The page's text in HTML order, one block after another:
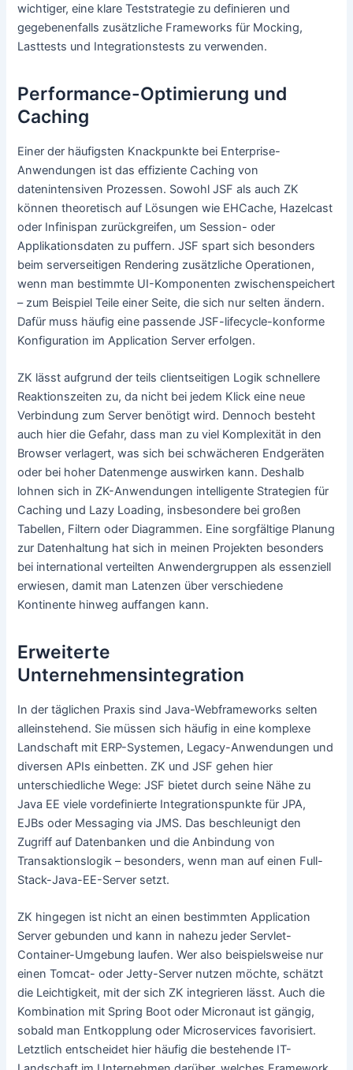
wichtiger, eine klare Teststrategie zu definieren und
gegebenenfalls zusätzliche Frameworks für Mocking,
Lasttests und Integrationstests zu verwenden.
Performance-Optimierung und
Caching
Einer der häufigsten Knackpunkte bei Enterprise-
Anwendungen ist das effiziente Caching von
datenintensiven Prozessen. Sowohl JSF als auch ZK
können theoretisch auf Lösungen wie EHCache, Hazelcast
oder Infinispan zurückgreifen, um Session- oder
Applikationsdaten zu puffern. JSF spart sich besonders
beim serverseitigen Rendering zusätzliche Operationen,
wenn man bestimmte UI-Komponenten zwischenspeichert
– zum Beispiel Teile einer Seite, die sich nur selten ändern.
Dafür muss häufig eine passende JSF-lifecycle-konforme
Konfiguration im Application Server erfolgen.
ZK lässt aufgrund der teils clientseitigen Logik schnellere
Reaktionszeiten zu, da nicht bei jedem Klick eine neue
Verbindung zum Server benötigt wird. Dennoch besteht
auch hier die Gefahr, dass man zu viel Komplexität in den
Browser verlagert, was sich bei schwächeren Endgeräten
oder bei hoher Datenmenge auswirken kann. Deshalb
lohnen sich in ZK-Anwendungen intelligente Strategien für
Caching und Lazy Loading, insbesondere bei großen
Tabellen, Filtern oder Diagrammen. Eine sorgfältige Planung
zur Datenhaltung hat sich in meinen Projekten besonders
bei international verteilten Anwendergruppen als essenziell
erwiesen, damit man Latenzen über verschiedene
Kontinente hinweg auffangen kann.
Erweiterte
Unternehmensintegration
In der täglichen Praxis sind Java-Webframeworks selten
alleinstehend. Sie müssen sich häufig in eine komplexe
Landschaft mit ERP-Systemen, Legacy-Anwendungen und
diversen APIs einbetten. ZK und JSF gehen hier
unterschiedliche Wege: JSF bietet durch seine Nähe zu
Java EE viele vordefinierte Integrationspunkte für JPA,
EJBs oder Messaging via JMS. Das beschleunigt den
Zugriff auf Datenbanken und die Anbindung von
Transaktionslogik – besonders, wenn man auf einen Full-
Stack-Java-EE-Server setzt.
ZK hingegen ist nicht an einen bestimmten Application
Server gebunden und kann in nahezu jeder Servlet-
Container-Umgebung laufen. Wer also beispielsweise nur
einen Tomcat- oder Jetty-Server nutzen möchte, schätzt
die Leichtigkeit, mit der sich ZK integrieren lässt. Auch die
Kombination mit Spring Boot oder Micronaut ist gängig,
sobald man Entkopplung oder Microservices favorisiert.
Letztlich entscheidet hier häufig die bestehende IT-